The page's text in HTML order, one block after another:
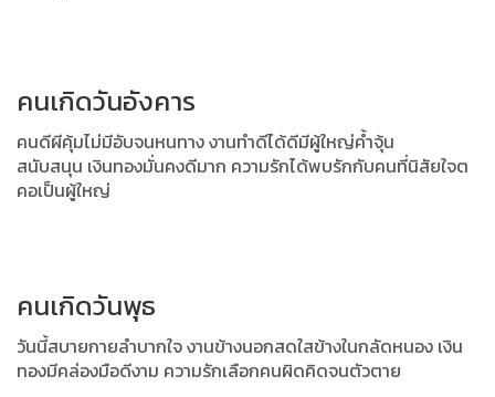
คนเกิดวันอังคาร
คนดีผีคุ้มไม่มีอับจนหนทาง งานทำดีได้ดีมีผู้ใหญ่ค้ำจุ้น
สนับสนุน เงินทองมั่นคงดีมาก ความรักได้พบรักกับคนที่นิสัยใจต
คอเป็นผู้ใหญ่
คนเกิดวันพุธ
วันนี้สบายกายลำบากใจ งานข้างนอกสดใสข้างในกลัดหนอง เงิน
ทองมีคล่องมือดีงาม ความรักเลือกคนผิดคิดจนตัวตาย